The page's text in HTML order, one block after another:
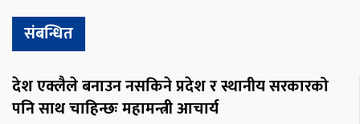
संबन्धित
देश एक्लैले बनाउन नसकिने प्रदेश र स्थानीय सरकारको
पनि साथ चाहिन्छः महामन्त्री आचार्य